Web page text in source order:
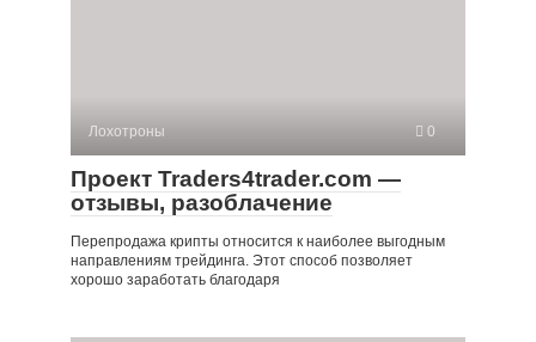
Лохотроны 0
Проект Traders4trader.com —
отзывы, разоблачение
Перепродажа крипты относится к наиболее выгодным
направлениям трейдинга. Этот способ позволяет
хорошо заработать благодаря